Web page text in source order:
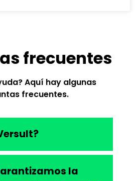
frecuentes
Aquí hay algunas
frecuentes.
la